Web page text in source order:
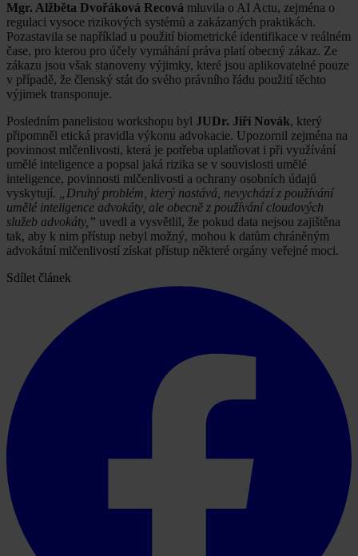
Mgr. Alžběta Dvořáková Recová mluvila o AI Actu, zejména o
regulaci vysoce rizikových systémů a zakázaných praktikách.
Pozastavila se například u použití biometrické identifikace v reálném
čase, pro kterou pro účely vymáhání práva platí obecný zákaz. Ze
zákazu jsou však stanoveny výjimky, které jsou aplikovatelné pouze
v případě, že členský stát do svého právního řádu použití těchto
výjimek transponuje.
Posledním panelistou workshopu byl JUDr. Jiří Novák, který
připomněl etická pravidla výkonu advokacie. Upozornil zejména na
povinnost mlčenlivosti, která je potřeba uplatňovat i při využívání
umělé inteligence a popsal jaká rizika se v souvislosti umělé
inteligence, povinnosti mlčenlivosti a ochrany osobních údajů
vyskytují.
„Druhý problém, který nastává, nevychází z používání
umělé inteligence advokáty, ale obecně z používání cloudových
služeb advokáty,” uvedl a vysvětlil, že pokud data nejsou zajištěna
tak, aby k nim přístup nebyl možný, mohou k datům chráněným
advokátní mlčenlivostí získat přístup některé orgány veřejné moci.
Sdílet článek